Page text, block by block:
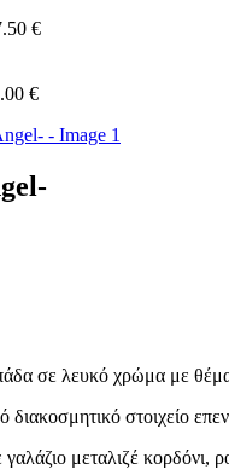
€
€
σε λευκό χρώμα με
διακοσμητικό στοιχείο
μεταλιζέ